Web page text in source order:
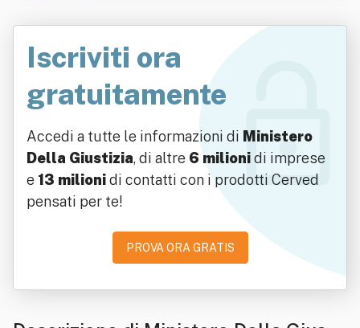
Iscriviti ora
gratuitamente
Accedi a tutte le informazioni di Ministero
Della Giustizia, di altre 6 milionidi imprese
e 13 milionidi contatti con i prodotti Cerved
pensati per te!
PROVA ORA GRATIS